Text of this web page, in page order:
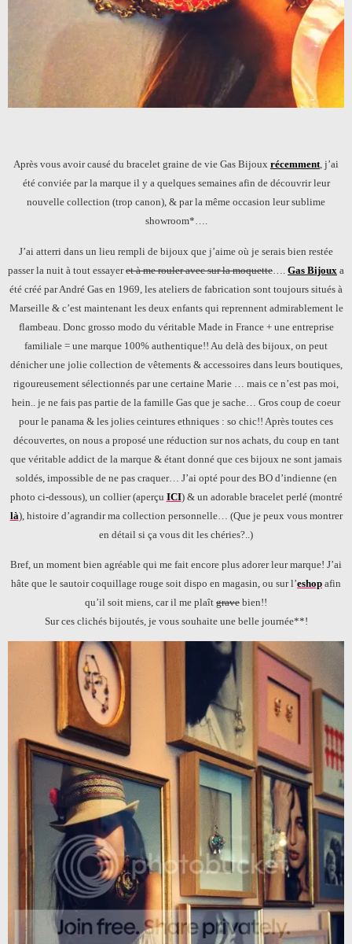
Après vous avoir causé du bracelet graine de vie Gas Bijoux récemment, j’ai
été conviée par la marque il y a quelques semaines afin de découvrir leur
nouvelle collection (trop canon), & par la même occasion leur sublime
showroom*….
J’ai atterri dans un lieu rempli de bijoux que j’aime où je serais bien restée
passer la nuit à tout essayeret à me rouler avec sur la moquette Gas Bijoux a
été créé par André Gas en 1969, les ateliers de fabrication sont toujours situés à
Marseille & c’est maintenant les deux enfants qui reprennent admirablement le
flambeau. Donc grosso modo du véritable Made in France + une entreprise
familiale = une marque 100% authentique!! Au delà des bijoux, on peut
dénicher une jolie collection de vêtements & accessoires dans leurs boutiques,
rigoureusement sélectionnés par une certaine Marie … mais ce n’est pas moi,
hein.. je ne fais pas partie de la famille Gas que je sache… Gros coup de coeur
pour le panama & les jolies ceintures ethniques : so chic!! Après toutes ces
découvertes, on nous a proposé une réduction sur nos achats, du coup en tant
que véritable addict de la marque & étant donné que ces bijoux ne sont jamais
soldés, impossible de ne pas craquer… J’ai opté pour des BO d’indienne (en
photo ci-dessous), un collier (aperçu ICI) & un adorable bracelet perlé (montré
là), histoire d’agrandir ma collection personnelle… (Que je peux vous montrer
en détail si ça vous dit les chéries?..)
Bref, un moment bien agréable qui me fait encore plus adorer leur marque! J’ai
hâte que le sautoir coquillage rouge soit dispo en magasin, ou sur l’eshop afin
qu’il soit miens, car il me plaît grave bien!!
Sur ces clichés bijoutés, je vous souhaite une belle journée**!